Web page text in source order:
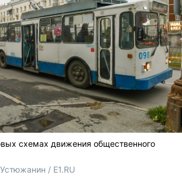
схемах движения общественного
/ E1.RU